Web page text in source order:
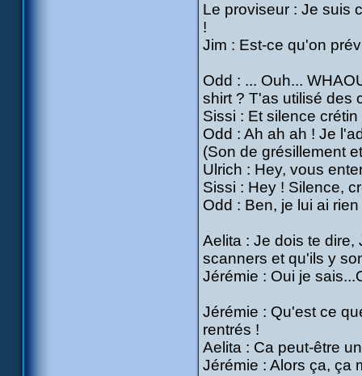
Le proviseur : Je suis
!
Jim : Est-ce qu'on
Odd : ... Ouh...
shirt ? T'as utilisé des
Sissi : Et silence
Odd : Ah ah ah ! Je
(Son de grésillement
Ulrich : Hey, vous
Sissi : Hey ! Silence,
Odd : Ben, je lui ai rien
Aelita : Je dois te
scanners et qu'ils y
Jérémie : Oui je
Jérémie : Qu'est ce
rentrés !
Aelita : Ca peut-être
Jérémie : Alors ça, ça